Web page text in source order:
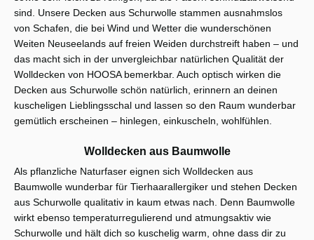
sind. Unsere Decken aus Schurwolle stammen ausnahmslos
von Schafen, die bei Wind und Wetter die wunderschönen
Weiten Neuseelands auf freien Weiden durchstreift haben – und
das macht sich in der unvergleichbar natürlichen Qualität der
Wolldecken von HOOSA bemerkbar. Auch optisch wirken die
Decken aus Schurwolle schön natürlich, erinnern an deinen
kuscheligen Lieblingsschal und lassen so den Raum wunderbar
gemütlich erscheinen – hinlegen, einkuscheln, wohlfühlen.
Wolldecken aus Baumwolle
Als pflanzliche Naturfaser eignen sich Wolldecken aus
Baumwolle wunderbar für Tierhaarallergiker und stehen Decken
aus Schurwolle qualitativ in kaum etwas nach. Denn Baumwolle
wirkt ebenso temperaturregulierend und atmungsaktiv wie
Schurwolle und hält dich so kuschelig warm, ohne dass dir zu